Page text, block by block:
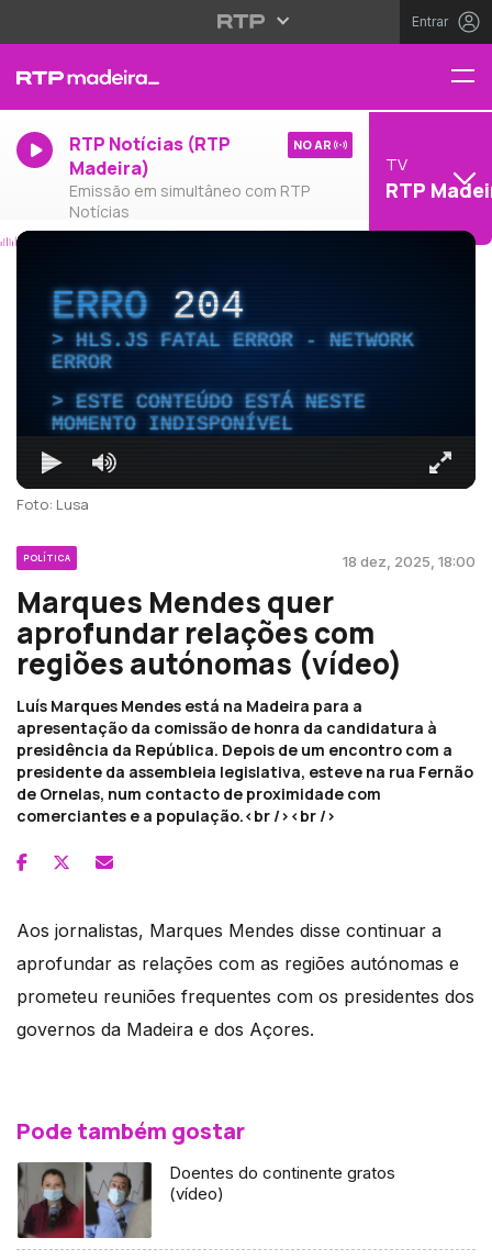
Entrar
RTP Notícias (RTP
Madeira)
Emissão em simultâneo com RTP
Notícias
NO AR
TV
RTP
ERRO204
HLS.JS FATAL ERROR - NETWORK
ERROR
ESTE CONTEÚDO ESTÁ NESTE
MOMENTO INDISPONÍVEL
Foto: Lusa
POLÍTICA 18 dez, 2025, 18:00
Marques Mendes quer
aprofundar relações com
regiões autónomas (vídeo)
Luís Marques Mendes está na Madeira para a
apresentação da comissão de honra da candidatura à
presidência da República. Depois de um encontro com a
presidente da assembleia legislativa, esteve na rua Fernão
de Ornelas, num contacto de proximidade com
comerciantes e a população.<br /><br />
Aos jornalistas, Marques Mendes disse continuar a
aprofundar as relações com as regiões autónomas e
prometeu reuniões frequentes com os presidentes dos
governos da Madeira e dos Açores.
Pode também gostar
Doentes do continente gratos
(vídeo)